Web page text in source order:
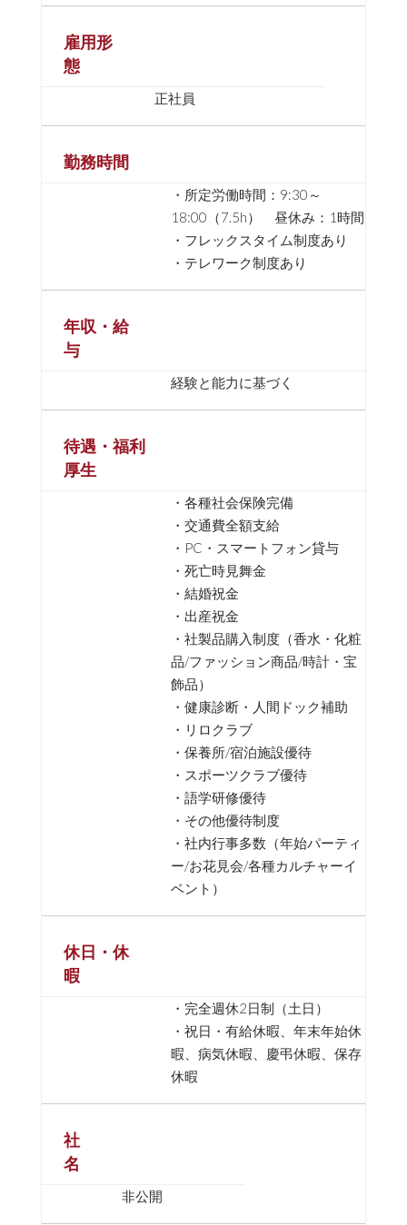
雇用形
態
正社員
勤務時間
・所定労働時間：9:30～
18:00（7.5h） 昼休み：1時間
・フレックスタイム制度あり
・テレワーク制度あり
年収・給
与
経験と能力に基づく
待遇・福利
厚生
・各種社会保険完備
・交通費全額支給
・PC・スマートフォン貸与
・死亡時見舞金
・結婚祝金
・出産祝金
・社製品購入制度（香水・化粧
品/ファッション商品/時計・宝
飾品）
・健康診断・人間ドック補助
・リロクラブ
・保養所/宿泊施設優待
・スポーツクラブ優待
・語学研修優待
・その他優待制度
・社内行事多数（年始パーティ
ー/お花見会/各種カルチャーイ
ベント）
休日・休
暇
・完全週休2日制（土日）
・祝日・有給休暇、年末年始休
暇、病気休暇、慶弔休暇、保存
休暇
社
名
非公開